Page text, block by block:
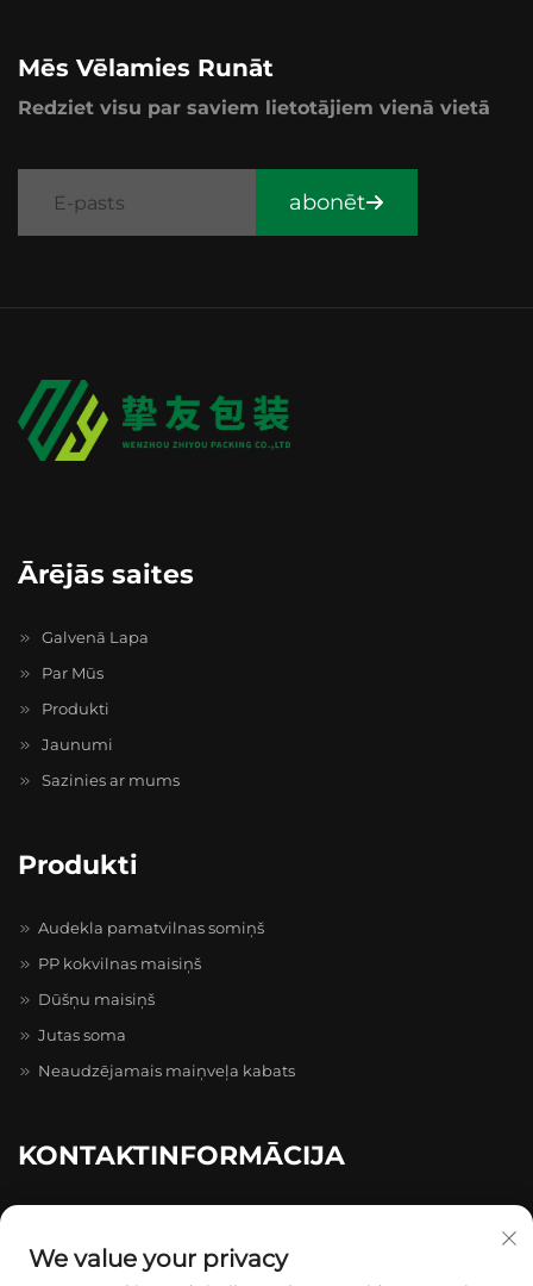
Mēs Vēlamies Runāt
Redziet visu par saviem lietotājiem vienā vietā
abonēt
Ārējās saites
Galvenā Lapa
Par Mūs
Produkti
Jaunumi
Sazinies ar mums
Produkti
Audekla pamatvilnas somiņš
PP kokvilnas maisiņš
Dūšņu maisiņš
Jutas soma
Neaudzējamais maiņveļa kabats
KONTAKTINFORMĀCIJA
511–731, Longgang
We value your privacy